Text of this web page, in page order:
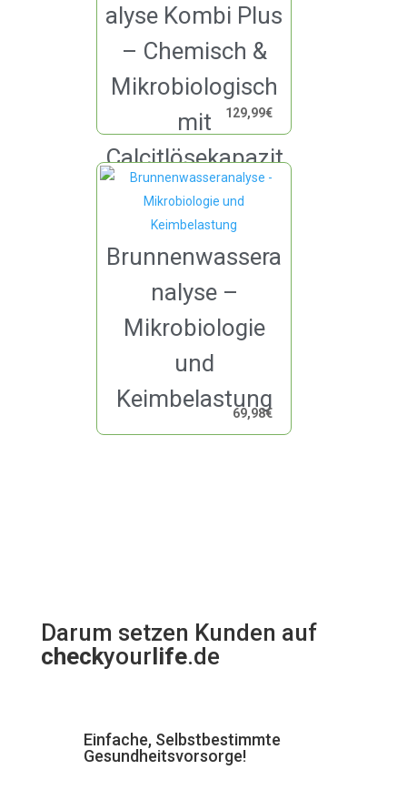
alyse Kombi Plus
– Chemisch &
Mikrobiologisch
mit
Calcitlösekapazit
ät
129,99€
Brunnenwassera
nalyse –
Mikrobiologie
und
Keimbelastung
69,98€
Darum setzen Kunden auf
checkyourlife.de
Einfache, Selbstbestimmte
Gesundheitsvorsorge!